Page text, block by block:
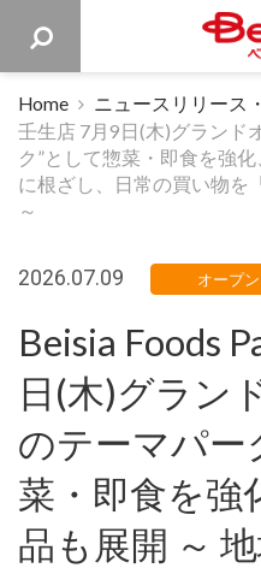
Home ニュースリリース
壬生店 7月9日(木)グラン
ク”として惣菜・即食を強
に根ざし、日常の買い物を
～
2026.07.09 オープン
Beisia Foods
日(木)グラン
のテーマパー
菜・即食を強
品も展開 ～